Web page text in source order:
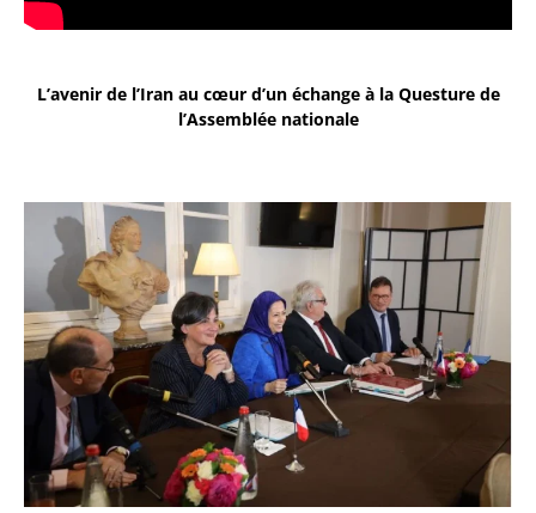
L’avenir de l’Iran au cœur d’un échange à la Questure de
l’Assemblée nationale